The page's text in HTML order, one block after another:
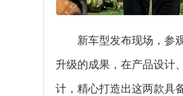
新车型发布现场，参
升级的成果，在产品设计
计，精心打造出这两款具